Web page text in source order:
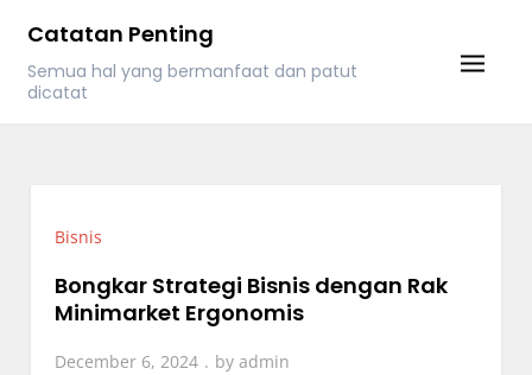
content
Catatan Penting
Semua hal yang bermanfaat dan patut
dicatat
Bisnis
Bongkar Strategi Bisnis dengan Rak
Minimarket Ergonomis
December 6, 2024 byadmin